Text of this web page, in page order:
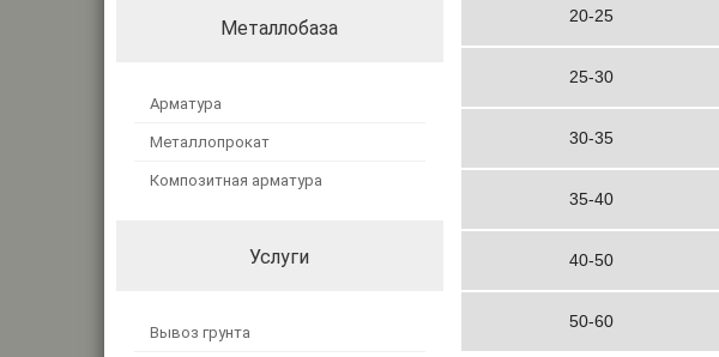
Металлобаза
Арматура
Металлопрокат
Композитная арматура
Услуги
Вывоз грунта
20-25
25-30
30-35
35-40
40-50
50-60